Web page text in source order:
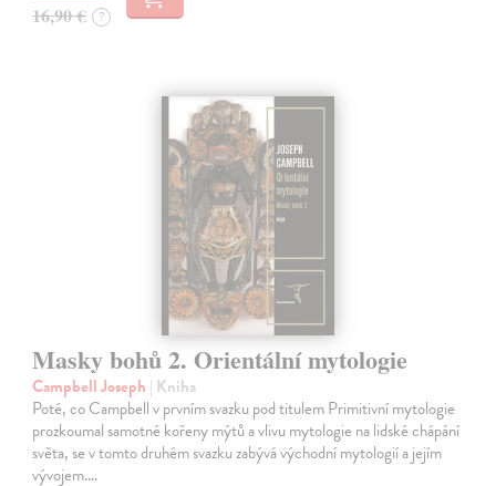
16,90 € ?
Masky bohů 2. Orientální mytologie
Campbell Joseph | Kniha
Poté, co Campbell v prvním svazku pod titulem Primitivní mytologie
prozkoumal samotné kořeny mýtů a vlivu mytologie na lidské chápání
světa, se v tomto druhém svazku zabývá východní mytologií a jejím
vývojem.…